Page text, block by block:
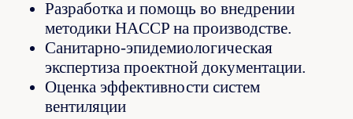
Разработка и помощь во внедрении
методики HACCP на производстве.
Санитарно-эпидемиологическая
экспертиза проектной документации.
Оценка эффективности систем
вентиляции